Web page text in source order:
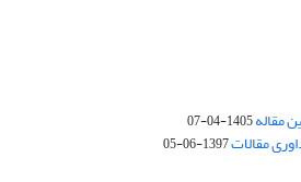
مقاله1405-04-07
مقالات1397-06-05